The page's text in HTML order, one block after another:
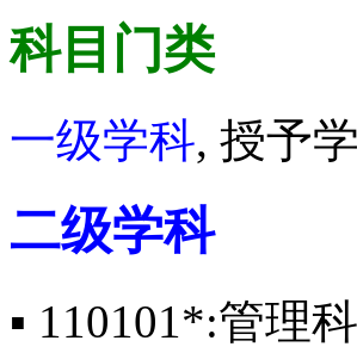
科目门类
一级学科, 授予
二级学科
▪ 110101*:管理